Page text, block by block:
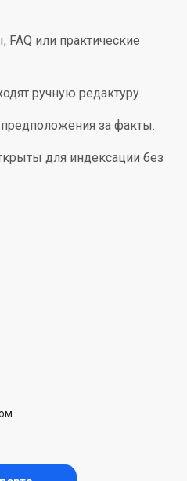
или практические
ручную редактуру.
за факты.
для индексации без